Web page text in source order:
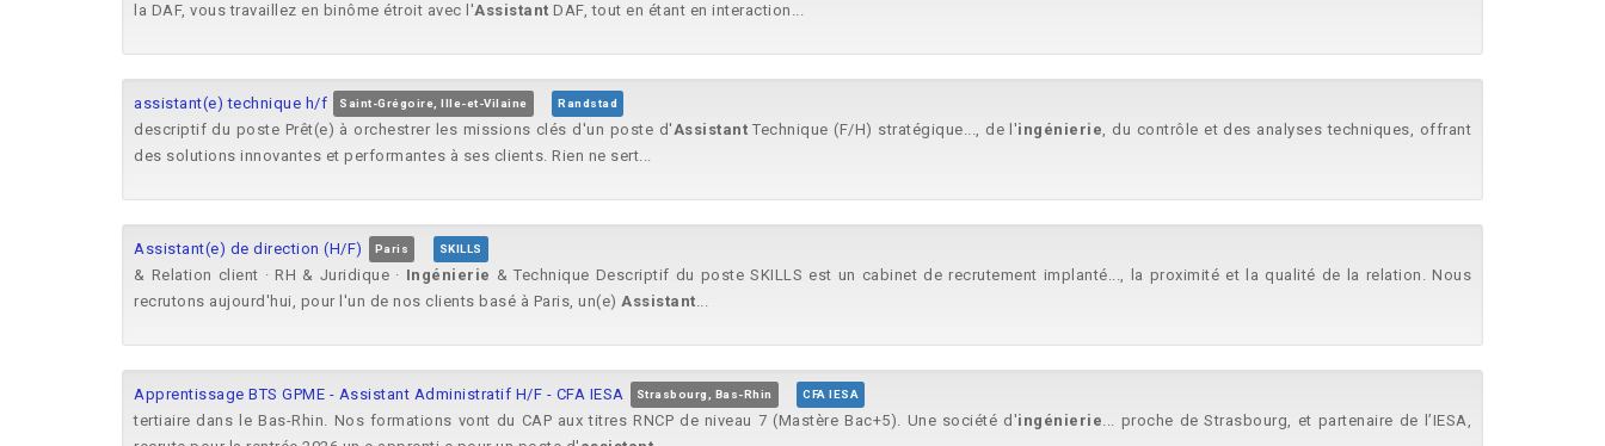
la DAF, vous travaillez en binôme étroit avec l'Assistant DAF, tout en étant en interaction...
assistant(e) technique h/f Saint-Grégoire, Ille-et-Vilaine Randstad
descriptif du poste Prêt(e) à orchestrer les missions clés d'un poste d'Assistant Technique (F/H) stratégique..., de l'ingénierie, du contrôle et des analyses techniques, offrant
des solutions innovantes et performantes à ses clients. Rien ne sert...
Assistant(e) de direction (H/F) Paris SKILLS
& Relation client · RH & Juridique · Ingénierie & Technique Descriptif du poste SKILLS est un cabinet de recrutement implanté..., la proximité et la qualité de la relation. Nous
recrutons aujourd'hui, pour l'un de nos clients basé à Paris, un(e) Assistant...
Apprentissage BTS GPME - Assistant Administratif H/F - CFA IESA Strasbourg, Bas-Rhin CFA IESA
tertiaire dans le Bas-Rhin. Nos formations vont du CAP aux titres RNCP de niveau 7 (Mastère Bac+5). Une société d'ingénierie... proche de Strasbourg, et partenaire de l’IESA,